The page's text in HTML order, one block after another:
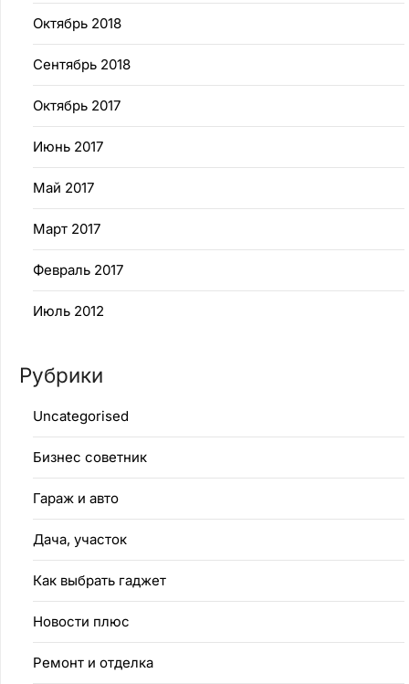
Октябрь 2018
Сентябрь 2018
Октябрь 2017
Июнь 2017
Май 2017
Март 2017
Февраль 2017
Июль 2012
Рубрики
Uncategorised
Бизнес советник
Гараж и авто
Дача, участок
Как выбрать гаджет
Новости плюс
Ремонт и отделка